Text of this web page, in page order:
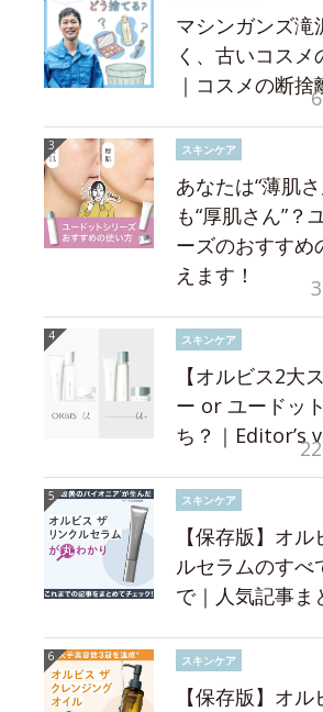
マシンガンズ滝
く、古いコスメ
｜コスメの断
スキンケア
あなたは“薄肌
も“厚肌さん”？
ーズのおすすめ
えます！
スキンケア
【オルビス2大
ー or ユードッ
ち？｜Editor’s
スキンケア
【保存版】オ
ルセラムのすべ
で｜人気記事ま
スキンケア
【保存版】オ